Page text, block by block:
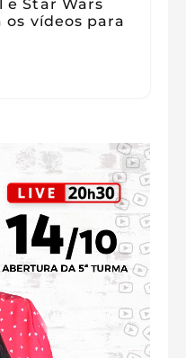
e Star Wars
os vídeos para